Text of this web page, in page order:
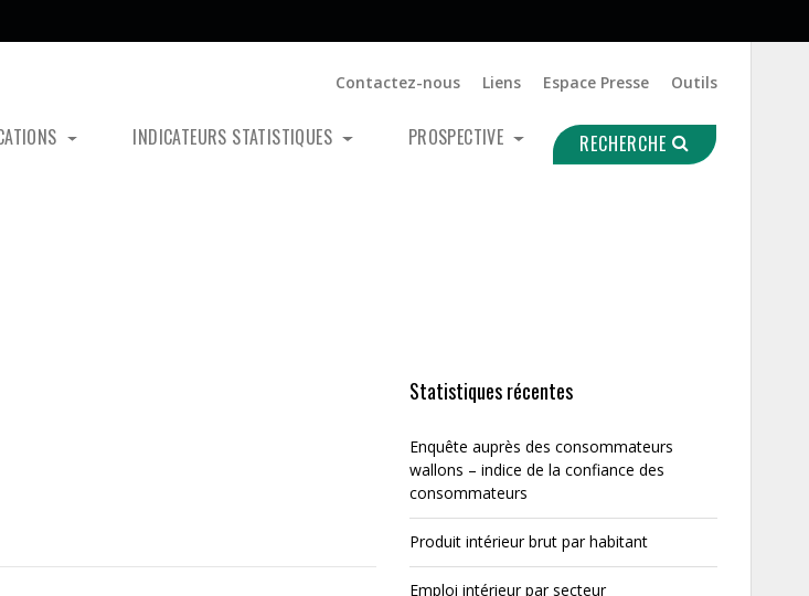
Contactez-nous Liens Espace Presse Outils
INDICATEURS STATISTIQUES PROSPECTIVE RECHERCHE
Statistiques récentes
Enquête auprès des consommateurs
wallons – indice de la confiance des
consommateurs
Produit intérieur brut par habitant
Emploi intérieur par secteur